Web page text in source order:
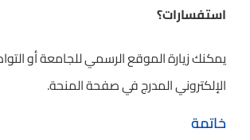
استفسارات؟
يمكنك زيارة الموقع الرسمي للجامعة أو
الإلكتروني المدرج في صفحة المنحة.
خاتمة